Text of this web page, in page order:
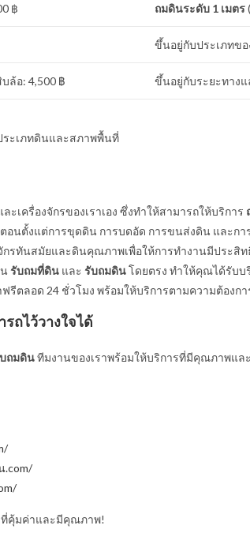
฿ ถมดินระดับ 1 เมตร
ขึ้นอยู่กับประเภทข
ล้อ: 4,500 ฿ ขึ้นอยู่กับระยะทาง
ระเภทดินและสภาพพื้นที่
ะเครื่องจักรของเราเอง ซึ่งทำให้สามารถให้บริการ
อนตั้งแต่การขุดดิน การบดอัด การขนส่งดิน และกา
จักรทันสมัยและดินคุณภาพเพื่อให้การทำงานมีประสิ
รับถมที่ดิน และ รับถมดินโดยตรง ทำให้คุณได้รับบ
ฟรีตลอด 24 ชั่วโมง พร้อมให้บริการตามความต้องก
ถไว้วางใจได้
ถมดินทีมงานของเราพร้อมให้บริการที่มีคุณภาพแล
.com/
ที่คุ้มค่าและมีคุณภาพ!